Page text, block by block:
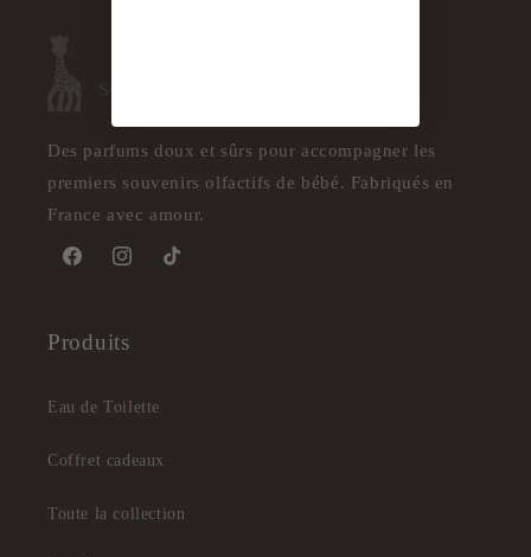
Des parfums doux et sûrs pour accompagner les
premiers souvenirs olfactifs de bébé. Fabriqués en
France avec amour.
FacebookInstagramTikTok
Produits
Eau de Toilette
Coffret cadeaux
Toute la collection